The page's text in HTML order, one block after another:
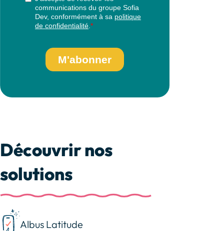
Découvrir nos
solutions
Albus Latitude